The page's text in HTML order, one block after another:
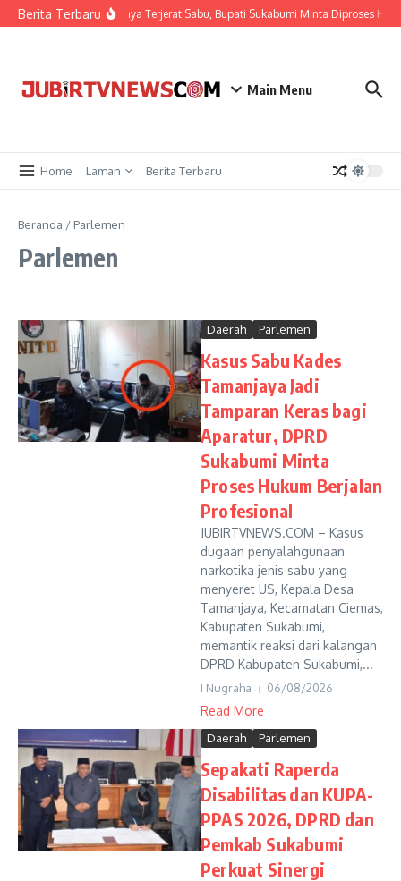
Berita Terbaru
Kades Tamanjaya Terjerat Sabu, Bupati Sukabumi Minta Diproses
Main Menu
Home Laman Berita Terbaru
Beranda / Parlemen
Parlemen
Daerah Parlemen
Kasus Sabu Kades
Tamanjaya Jadi
Tamparan Keras bagi
Aparatur, DPRD
Sukabumi Minta
Proses Hukum Berjalan
Profesional
JUBIRTVNEWS.COM – Kasus
dugaan penyalahgunaan
narkotika jenis sabu yang
menyeret US, Kepala Desa
Tamanjaya, Kecamatan Ciemas,
Kabupaten Sukabumi,
memantik reaksi dari kalangan
DPRD Kabupaten Sukabumi,...
I Nugraha 06/08/2026
Read More
Daerah Parlemen
Sepakati Raperda
Disabilitas dan KUPA-
PPAS 2026, DPRD dan
Pemkab Sukabumi
Perkuat Sinergi